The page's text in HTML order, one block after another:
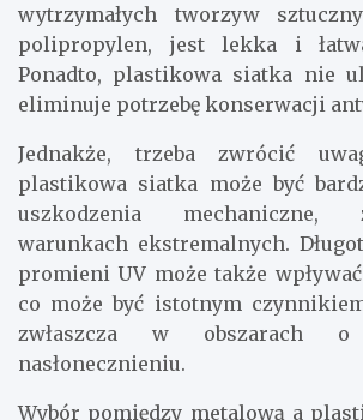
wytrzymałych tworzyw
polipropylen, jest lekka i
Ponadto, plastikowa siatka nie
eliminuje potrzebę konserwacji
Jednakże, trzeba zwrócić
plastikowa siatka może być
uszkodzenia mechaniczne,
warunkach ekstremalnych.
promieni UV może także
co może być istotnym
zwłaszcza w obszarach o
nasłonecznieniu.
Wybór pomiędzy metalową a